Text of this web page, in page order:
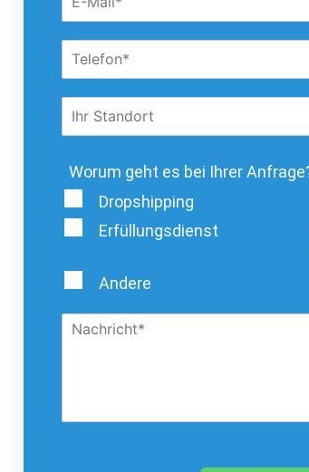
Worum geht es bei Ihrer
Dropshipping
Erfüllungsdienst
Andere